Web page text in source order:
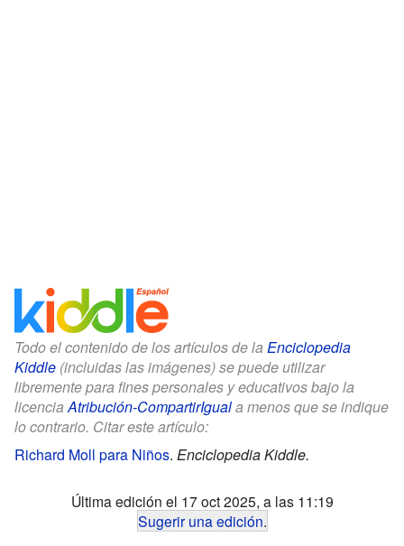
Todo el contenido de los artículos de la Enciclopedia
Kiddle (incluidas las imágenes) se puede utilizar
libremente para fines personales y educativos bajo la
licenciaAtribución-CompartirIguala menos que se indique
lo contrario. Citar este artículo:
Richard Moll para Niños. Enciclopedia Kiddle.
Última edición el 17 oct 2025, a las 11:19
Sugerir una edición.